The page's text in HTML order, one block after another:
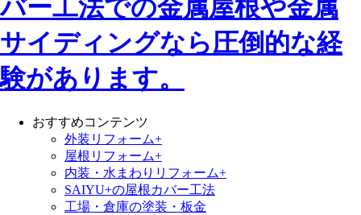
おすすめコンテンツ
外装リフォーム+
屋根リフォーム+
内装・水まわりリフォーム+
SAIYU+の屋根カバー工法
工場・倉庫の塗装・板金